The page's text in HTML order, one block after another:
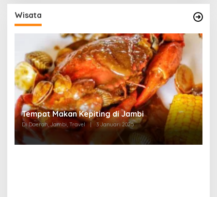
Wisata
Tempat Makan di Thehok Jambi
Di Daerah, Jambi, Travel 3 Januari 2025